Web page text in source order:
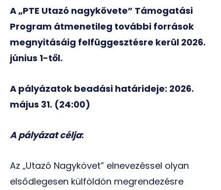
A „PTE Utazó nagykövete” Támogatási
Program átmenetileg további források
megnyitásáig felfüggesztésre kerül 2026.
június 1-től.
A pályázatok beadási határideje: 2026.
május 31. (24:00)
A pályázat célja:
Az „Utazó Nagykövet” elnevezéssel olyan
elsődlegesen külföldön megrendezésre